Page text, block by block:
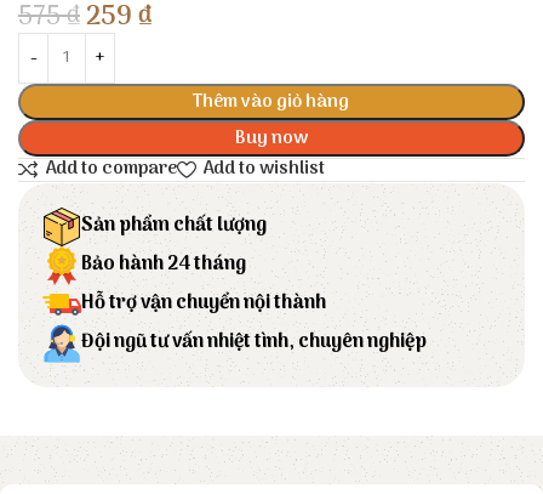
575₫259₫
Thêm vào giỏ hàng
Buy now
Add to compare
Add to wishlist
Sản phẩm chất lượng
Bảo hành 24 tháng
Hỗ trợ vận chuyển nội thành
Đội ngũ tư vấn nhiệt tình, chuyên nghiệp